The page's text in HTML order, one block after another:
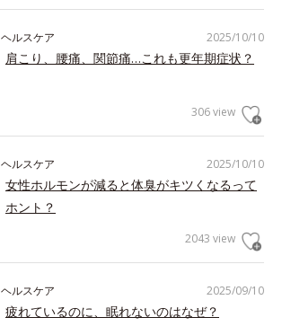
2025/10/10
ヘルスケア
肩こり、腰痛、関節痛…これも更年期症状？
306 view
2025/10/10
ヘルスケア
女性ホルモンが減ると体臭がキツくなるって
ホント？
2043 view
2025/09/10
ヘルスケア
疲れているのに、眠れないのはなぜ？